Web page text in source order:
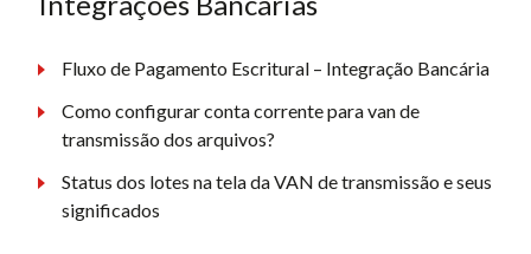
Fluxo de Pagamento Escritural – Integração Bancária
Como configurar conta corrente para van de
transmissão dos arquivos?
Status dos lotes na tela da VAN de transmissão e seus
significados